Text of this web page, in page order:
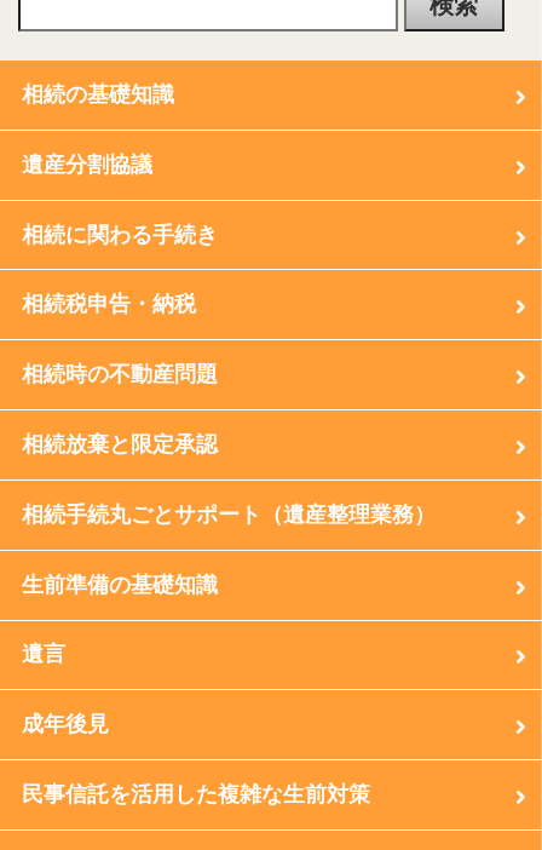
相続の基礎知識
遺産分割協議
相続に関わる手続き
相続税申告・納税
相続時の不動産問題
相続放棄と限定承認
相続手続丸ごとサポート（遺産整理業務）
生前準備の基礎知識
遺言
成年後見
民事信託を活用した複雑な生前対策